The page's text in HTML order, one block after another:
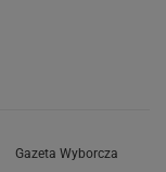
Gazeta Wyborcza